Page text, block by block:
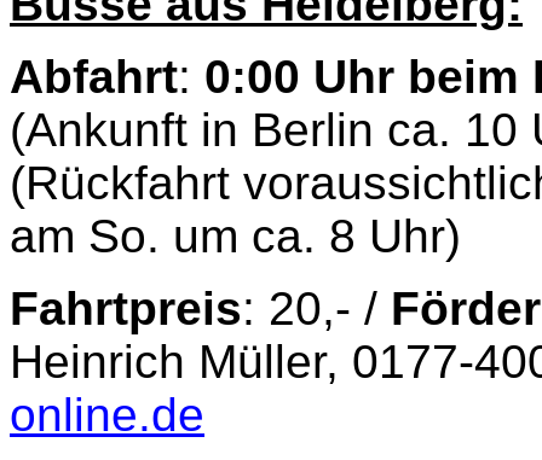
Abfahrt: 0:00 Uhr
(Ankunft in Berlin ca. 10
(Rückfahrt
am So. um ca. 8 Uhr)
Fahrtpreis: 20,- /
Heinrich Müller, 0177-
online.de